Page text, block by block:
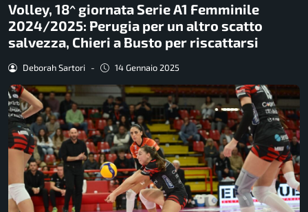
Volley, 18^ giornata Serie A1 Femminile
2024/2025: Perugia per un altro scatto
salvezza, Chieri a Busto per riscattarsi
Deborah Sartori - 14 Gennaio 2025